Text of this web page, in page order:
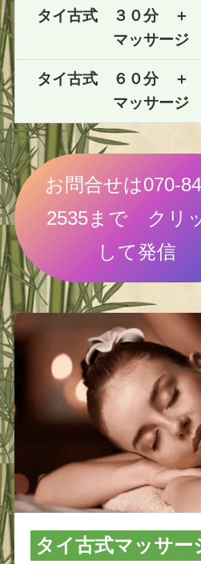
タイ古式 ３０分 ＋
マッサージ
タイ古式 ６０分 ＋
マッサージ
お問合せは070-
2535まで クリ
して発信
タイ古式マッサー